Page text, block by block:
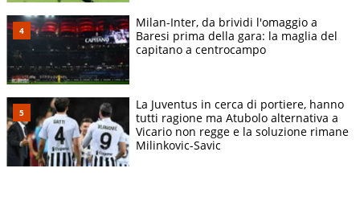
Milan-Inter, da brividi l'omaggio a
Baresi prima della gara: la maglia del
capitano a centrocampo
La Juventus in cerca di portiere, hanno
tutti ragione ma Atubolo alternativa a
Vicario non regge e la soluzione rimane
Milinkovic-Savic